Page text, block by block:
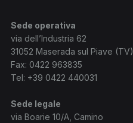
Sede operativa
via dell’Industria 62
31052 Maserada sul Piave (TV)
Fax: 0422 963835
Tel: +39 0422 440031
Sede legale
via Boarie 10/A, Camino